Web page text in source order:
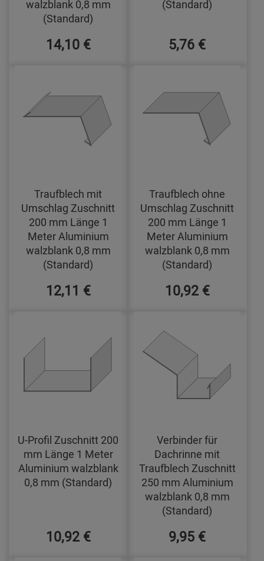
walzblank 0,8 mm
(Standard)
14,10 €
(Standard)
5,76 €
Traufblech mit
Umschlag Zuschnitt
200 mm Länge 1
Meter Aluminium
walzblank 0,8 mm
(Standard)
12,11 €
Traufblech ohne
Umschlag Zuschnitt
200 mm Länge 1
Meter Aluminium
walzblank 0,8 mm
(Standard)
10,92 €
U-Profil Zuschnitt 200
mm Länge 1 Meter
Aluminium walzblank
0,8 mm (Standard)
10,92 €
Verbinder für
Dachrinne mit
Traufblech Zuschnitt
250 mm Aluminium
walzblank 0,8 mm
(Standard)
9,95 €